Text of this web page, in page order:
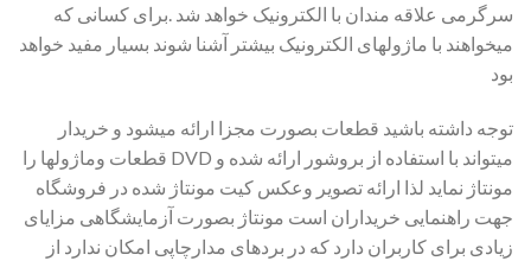
سرگرمی علاقه مندان با الکترونیک خواهد شد .برای کسانی که
میخواهند با ماژولهای الکترونیک بیشتر آشنا شوند بسیار مفید خواهد
بود
توجه داشته باشید قطعات بصورت مجزا ارائه میشود و خریدار
میتواند با استفاده از بروشور ارائه شده و DVD قطعات وماژولها را
مونتاژ نماید لذا ارائه تصویر وعکس کیت مونتاژ شده در فروشگاه
جهت راهنمایی خریداران است مونتاژ بصورت آزمایشگاهی مزایای
زیادی برای کاربران دارد که در بردهای مدارچاپی امکان ندارد از